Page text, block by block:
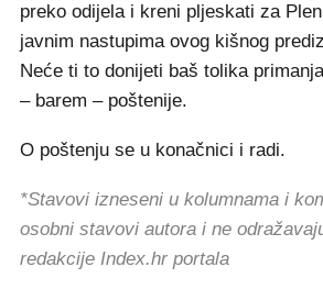
preko odijela i kreni pljeskati za
javnim nastupima ovog kišnog
Neće ti to donijeti baš tolika
– barem – poštenije.
O poštenju se u konačnici i radi.
*Stavovi izneseni u kolumnama i
osobni stavovi autora i ne
redakcije Index.hr portala